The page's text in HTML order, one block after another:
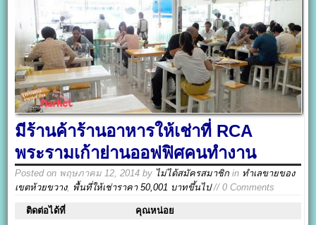
มีร้านค้าร้านอาหารให้เช่าที่ RCA
พระรามเก้าย่านออฟฟิศคนทำงาน
Posted on พฤษภาคม 12, 2014 by ไม่ได้สมัครสมาชิก in ทำเลขายของ
เขตห้วยขวาง, พื้นที่ให้เช่าราคา 50,001 บาทขึ้นไป// 0 Comments
ติดต่อได้ที่ คุณหน่อย